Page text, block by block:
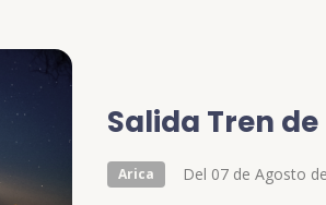
Salida Tren
Arica Del 07 de Agosto